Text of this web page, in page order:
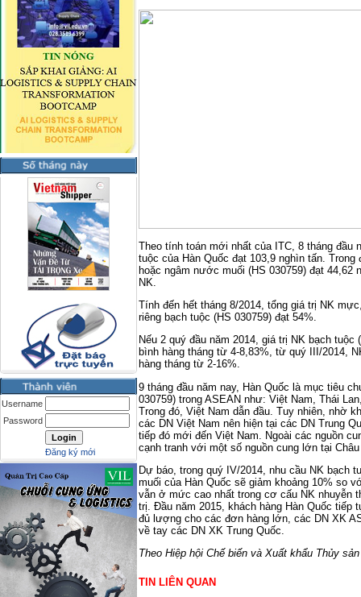
Username
Password
Đăng ký mới
Theo tính toán mới nhất của ITC, 8 tháng
tuộc của Hàn Quốc đạt 103,9 nghìn tấn.
hoặc ngâm nước muối (HS 030759) đạt 44,62
NK.
Tính đến hết tháng 8/2014, tổng giá trị NK
riêng bạch tuộc (HS 030759) đạt 54%.
Nếu 2 quý đầu năm 2014, giá trị NK bạch tuộc
bình hàng tháng từ 4-8,83%, từ quý III/2014,
hàng tháng từ 2-16%.
9 tháng đầu năm nay, Hàn Quốc là mục tiêu
030759) trong ASEAN như: Việt Nam, Thái
Trong đó, Việt Nam dẫn đầu. Tuy nhiên, nhờ
các DN Việt Nam nên hiện tại các DN Trung
tiếp đó mới đến Việt Nam. Ngoài các nguồn
cạnh tranh với một số nguồn cung lớn tại
Dự báo, trong quý IV/2014, nhu cầu NK bạch
muối của Hàn Quốc sẽ giảm khoảng 10% so
vẫn ở mức cao nhất trong cơ cấu NK nhuyễn
trị. Đầu năm 2015, khách hàng Hàn Quốc tiếp
đủ lượng cho các đơn hàng lớn, các DN XK
về tay các DN XK Trung Quốc.
Theo Hiệp hội Chế biến và Xuất khẩu Thủy
TIN LIÊN QUAN